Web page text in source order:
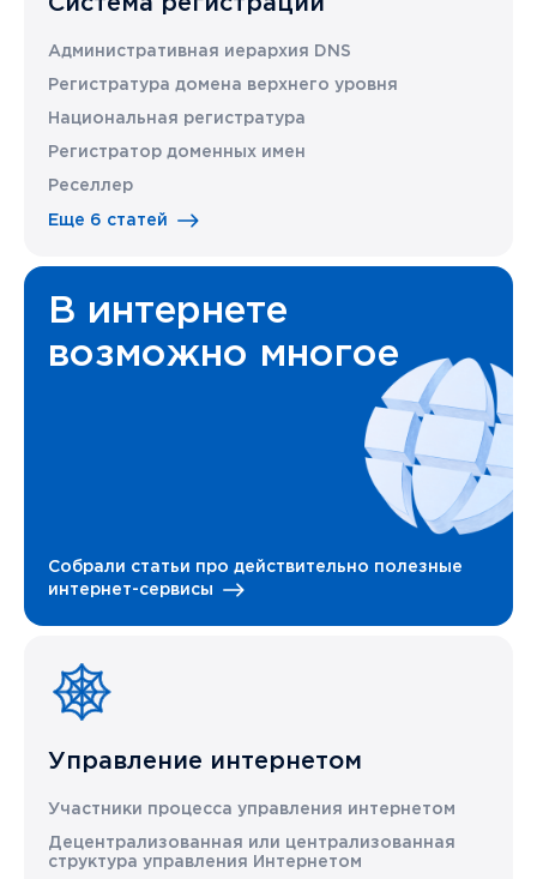
Административная иерархия DNS
Регистратура домена верхнего уровня
Национальная регистратура
Регистратор доменных имен
Реселлер
Еще 6 статей
В интернете
возможно многое
Собрали статьи про действительно полезные
интернет-сервисы
Управление интернетом
Участники процесса управления интернетом
Децентрализованная или централизованная
структура управления Интернетом